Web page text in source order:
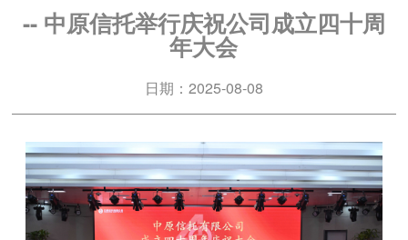
-- 中原信托举行庆祝公司成立四十周
年大会
日期：2025-08-08